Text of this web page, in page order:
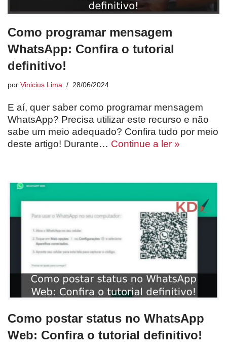
Como programar mensagem
WhatsApp: Confira o tutorial
definitivo!
por Vinicius Lima 28/06/2024
E aí, quer saber como programar mensagem
WhatsApp? Precisa utilizar este recurso e não
sabe um meio adequado? Confira tudo por meio
deste artigo! Durante… Continue a ler »
Como postar status no WhatsApp
Web: Confira o tutorial definitivo!